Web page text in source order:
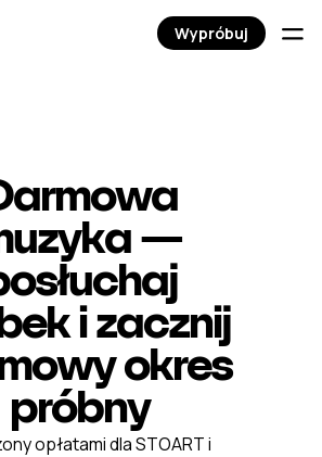
—
i zacznij
okres
próbny
opłatami dla STOART i
Wypróbuj